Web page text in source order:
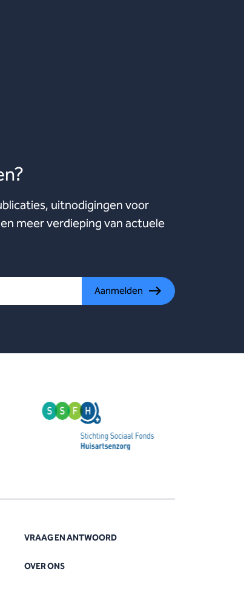
uitnodigingen voor
meer verdieping van actuele
Aanmelden
VRAAG EN ANTWOORD
OVER ONS